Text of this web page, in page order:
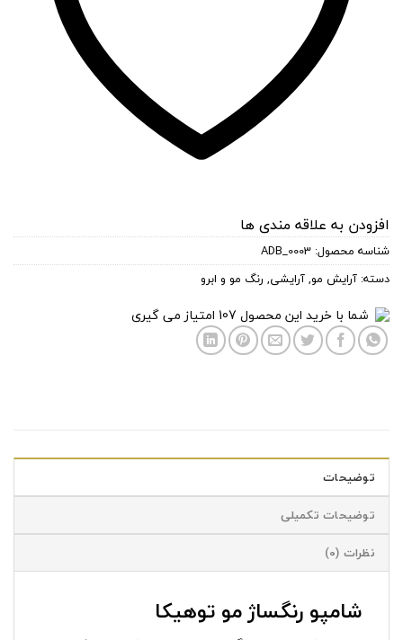
افزودن به علاقه مندی ها
شناسه محصول: ADB_0003
دسته: آرایش مو,آرایشی, رنگ مو و ابرو
شما با خرید این محصول 107 امتیاز می گیری
توضیحات
توضیحات تکمیلی
نظرات (0)
شامپو رنگساژ مو توهیکا